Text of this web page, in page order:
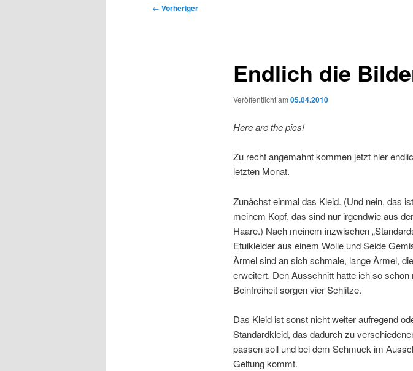
Beitragsnavigation
← Vorheriger
Endlich die
Veröffentlicht am 05.04.2010
Here are the pics!
Zu recht angemahnt kommen jetzt hier
letzten Monat.
Zunächst einmal das Kleid. (Und nein, das
meinem Kopf, das sind nur irgendwie aus
Haare.) Nach meinem inzwischen
Etuikleider aus einem Wolle und Seide
Ärmel sind an sich schmale, lange Ärmel,
erweitert. Den Ausschnitt hatte ich so schon
Beinfreiheit sorgen vier Schlitze.
Das Kleid ist sonst nicht weiter aufregend
Standardkleid, das dadurch zu
passen soll und bei dem Schmuck im
Geltung kommt.